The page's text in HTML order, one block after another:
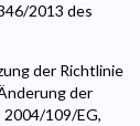
2013 des
der Richtlinie
der
109/EG,